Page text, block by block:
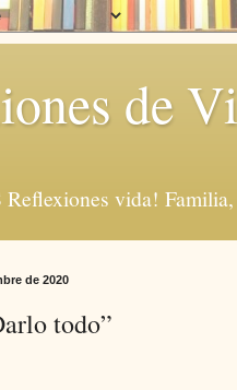
de
vida!
de 2020
todo”